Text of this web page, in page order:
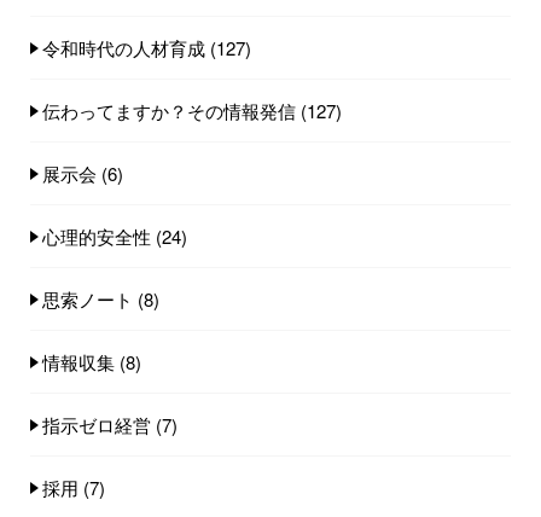
令和時代の人材育成 (127)
伝わってますか？その情報発信 (127)
展示会 (6)
心理的安全性 (24)
思索ノート (8)
情報収集 (8)
指示ゼロ経営 (7)
採用 (7)